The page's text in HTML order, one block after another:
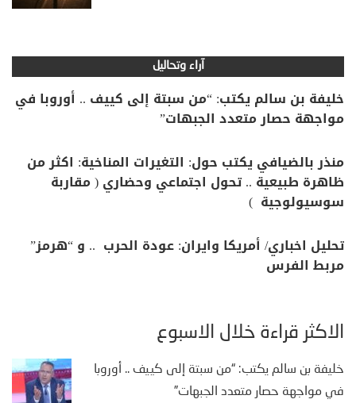
آراء وتحاليل
خليفة بن سالم يكتب: “من سبتة إلى كييف .. أوروبا في
مواجهة حصار متعدد الجبهات”
منذر بالضيافي يكتب حول: التغيرات المناخية: اكثر من
ظاهرة طبيعية .. تحول اجتماعي وحضاري ( مقاربة
سوسيولوجية )
تحليل اخباري/ أمريكا وايران: عودة الحرب .. و “هرمز”
مربط الفرس
الأكثر قراءة خلال الأسبوع
خليفة بن سالم يكتب: “من سبتة إلى كييف .. أوروبا
في مواجهة حصار متعدد الجبهات”